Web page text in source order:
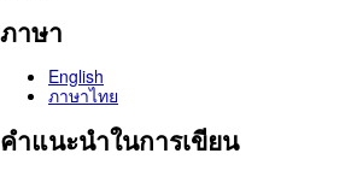
ภาษา
English
ภาษาไทย
คำแนะนำในการเขียน